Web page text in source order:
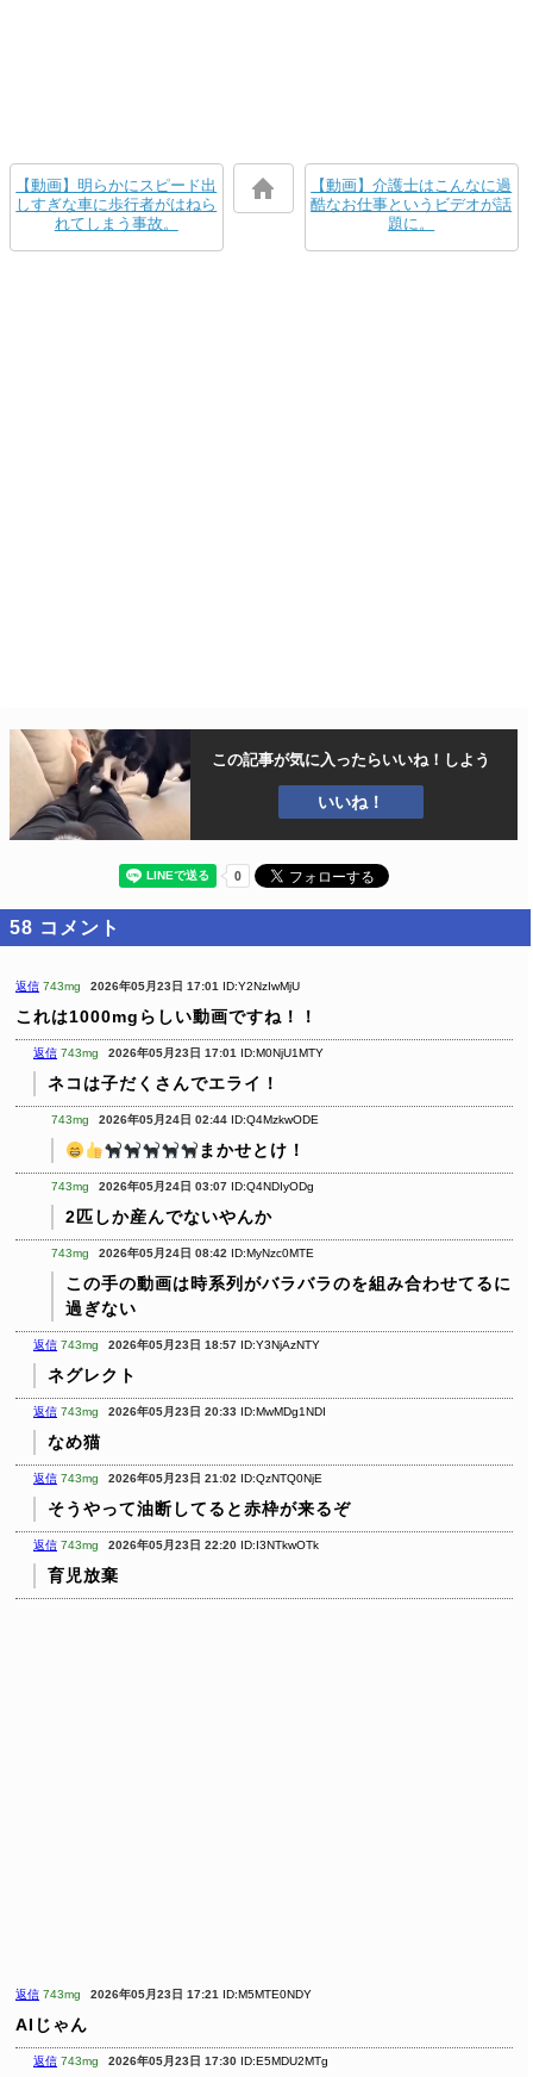
【動画】明らかにスピード出
しすぎな車に歩行者がはねら
れてしまう事故。
【動画】介護士はこんなに過
酷なお仕事というビデオが話
題に。
この記事が気に入ったらいいね！しよう
いいね！
58 コメント
返信 743mg 2026年05月23日 17:01 ID:Y2NzIwMjU
これは1000mgらしい動画ですね！！
返信 743mg 2026年05月23日 17:01 ID:M0NjU1MTY
ネコは子だくさんでエライ！
743mg 2026年05月24日 02:44 ID:Q4MzkwODE
まかせとけ！
743mg 2026年05月24日 03:07 ID:Q4NDIyODg
2匹しか産んでないやんか
743mg 2026年05月24日 08:42 ID:MyNzc0MTE
この手の動画は時系列がバラバラのを組み合わせてるに
過ぎない
返信 743mg 2026年05月23日 18:57 ID:Y3NjAzNTY
ネグレクト
返信 743mg 2026年05月23日 20:33 ID:MwMDg1NDI
なめ猫
返信 743mg 2026年05月23日 21:02 ID:QzNTQ0NjE
そうやって油断してると赤枠が来るぞ
返信 743mg 2026年05月23日 22:20 ID:I3NTkwOTk
育児放棄
返信 743mg 2026年05月23日 17:21 ID:M5MTE0NDY
AIじゃん
返信 743mg 2026年05月23日 17:30 ID:E5MDU2MTg